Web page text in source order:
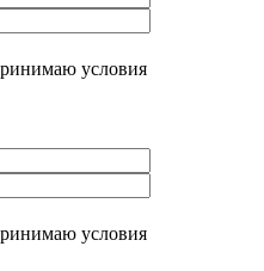
условия
условия